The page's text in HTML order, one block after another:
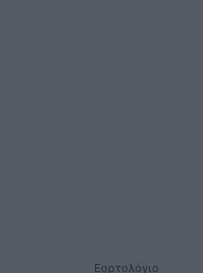
Εορτολόγιο